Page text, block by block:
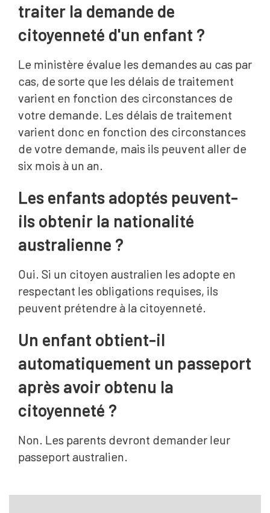
traiter la demande de
citoyenneté d'un enfant ?
Le ministère évalue les demandes au cas par
cas, de sorte que les délais de traitement
varient en fonction des circonstances de
votre demande. Les délais de traitement
varient donc en fonction des circonstances
de votre demande, mais ils peuvent aller de
six mois à un an.
Les enfants adoptés peuvent-
ils obtenir la nationalité
australienne ?
Oui. Si un citoyen australien les adopte en
respectant les obligations requises, ils
peuvent prétendre à la citoyenneté.
Un enfant obtient-il
automatiquement un passeport
après avoir obtenu la
citoyenneté ?
Non. Les parents devront demander leur
passeport australien.